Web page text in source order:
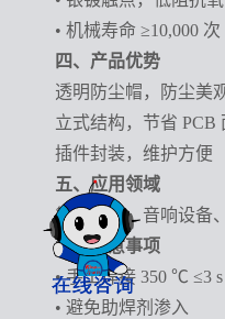
• 机械寿命 ≥10,000 次
四、产品优势
透明防尘帽，防尘美
立式结构，节省 PCB
插件封装，维护方便
五、应用领域
舞台灯光、音响设备
六、注意事项
• 手工焊接 350 ℃ ≤3 s
• 避免助焊剂渗入